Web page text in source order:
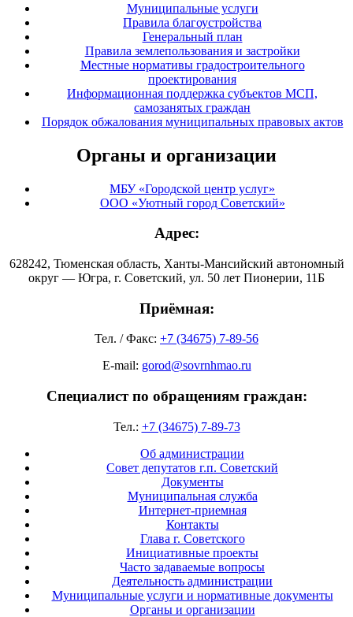
Муниципальные услуги
Правила благоустройства
Генеральный план
Правила землепользования и застройки
Местные нормативы градостроительного
проектирования
Информационная поддержка субъектов МСП,
самозанятых граждан
Порядок обжалования муниципальных правовых актов
Органы и организации
МБУ «Городской центр услуг»
ООО «Уютный город Советский»
Адрес:
628242, Тюменская область, Ханты-Мансийский автономный
округ — Югра, г. Советский, ул. 50 лет Пионерии, 11Б
Приёмная:
Тел. / Факс: +7 (34675) 7-89-56
E-mail: gorod@sovrnhmao.ru
Специалист по обращениям граждан:
Тел.: +7 (34675) 7-89-73
Об администрации
Совет депутатов г.п. Советский
Документы
Муниципальная служба
Интернет-приемная
Контакты
Глава г. Советского
Инициативные проекты
Часто задаваемые вопросы
Деятельность администрации
Муниципальные услуги и нормативные документы
Органы и организации